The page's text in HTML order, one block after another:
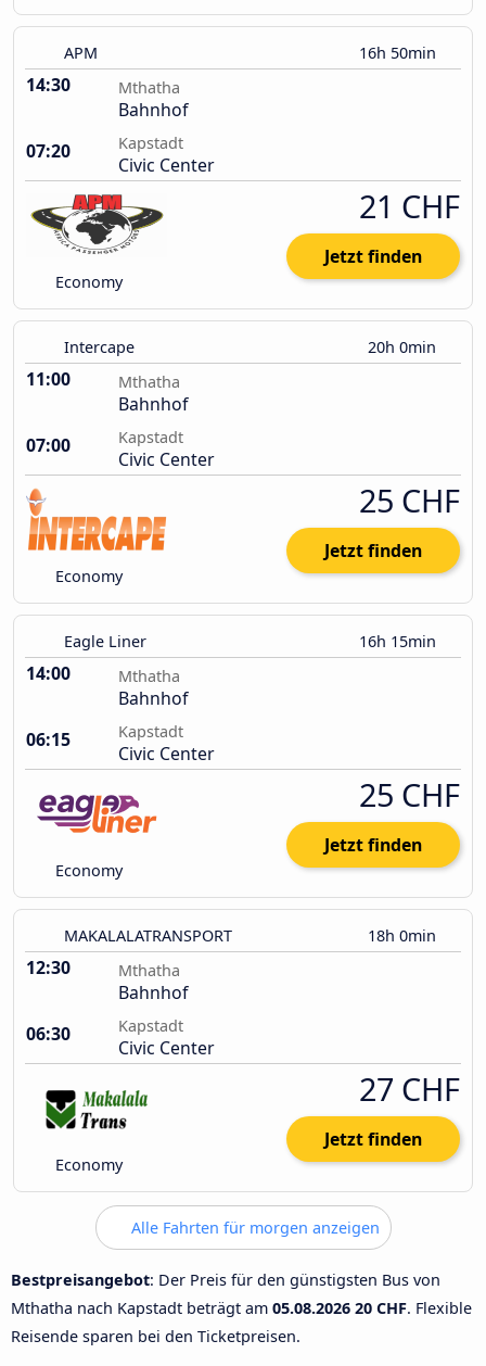
APM 16h 50min
14:30 Mthatha
Bahnhof
07:20
Kapstadt
Civic Center
Economy
21 CHF
Jetzt finden
Intercape 20h 0min
11:00 Mthatha
Bahnhof
07:00
Kapstadt
Civic Center
Economy
25 CHF
Jetzt finden
Eagle Liner 16h 15min
14:00 Mthatha
Bahnhof
06:15
Kapstadt
Civic Center
Economy
25 CHF
Jetzt finden
MAKALALATRANSPORT 18h 0min
12:30 Mthatha
Bahnhof
06:30
Kapstadt
Civic Center
Economy
27 CHF
Jetzt finden
Alle Fahrten für morgen anzeigen
Bestpreisangebot: Der Preis für den günstigsten Bus von
Mthatha nach Kapstadt beträgt am 05.08.2026 20 CHF. Flexible
Reisende sparen bei den Ticketpreisen.